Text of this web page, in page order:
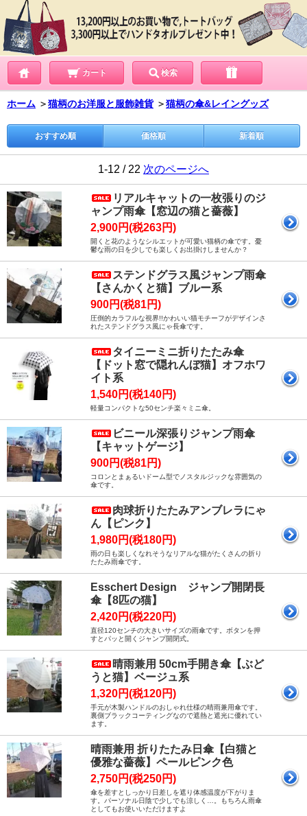
カート 検索
ホーム ＞猫柄のお洋服と服飾雑貨 ＞猫柄の傘&レイングッズ
おすすめ順 価格順 新着順
1-12 / 22 次のページへ
リアルキャットの一枚張りのジ
ャンプ雨傘【窓辺の猫と薔薇】
2,900円(税263円)
開くと花のようなシルエットが可愛い猫柄の傘です。憂
鬱な雨の日を少しでも楽しくお出掛けしませんか？
ステンドグラス風ジャンプ雨傘
【さんかくと猫】ブルー系
900円(税81円)
圧倒的カラフルな視界!!かわいい猫モチーフがデザインさ
れたステンドグラス風にゃ長傘です。
タイニーミニ折りたたみ傘
【ドット窓で隠れんぼ猫】オフホワ
イト系
1,540円(税140円)
軽量コンパクトな50センチ楽々ミニ傘。
ビニール深張りジャンプ雨傘
【キャットゲージ】
900円(税81円)
コロンとまぁるいドーム型でノスタルジックな雰囲気の
傘です。
肉球折りたたみアンブレラにゃ
ん【ピンク】
1,980円(税180円)
雨の日も楽しくなれそうなリアルな猫がたくさんの折り
たたみ雨傘です。
Esschert Design ジャンプ開閉長
傘【8匹の猫】
2,420円(税220円)
直径120センチの大きいサイズの雨傘です。ボタンを押
すとパッと開くジャンプ開閉式。
晴雨兼用 50cm手開き傘【ぶど
うと猫】ベージュ系
1,320円(税120円)
手元が木製ハンドルのおしゃれ仕様の晴雨兼用傘です。
裏側ブラックコーティングなので遮熱と遮光に優れてい
ます。
晴雨兼用 折りたたみ日傘【白猫と
優雅な薔薇】ペールピンク色
2,750円(税250円)
傘を差すとしっかり日差しを遮り体感温度が下がりま
す。パーソナル日陰で少しでも涼しく…。もちろん雨傘
としてもお使いいただけますよ